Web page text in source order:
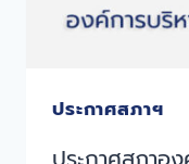
ประกาศสภาฯ